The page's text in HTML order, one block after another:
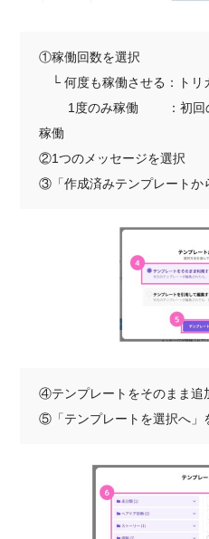
①稼働回数を選択
└ 何度も稼働させる：トリ
1度のみ稼働 ：初回の
稼働
②1つのメッセージを選択
③「作成済みテンプレートか
④テンプレートをそのまま追
⑤「テンプレートを選択へ」